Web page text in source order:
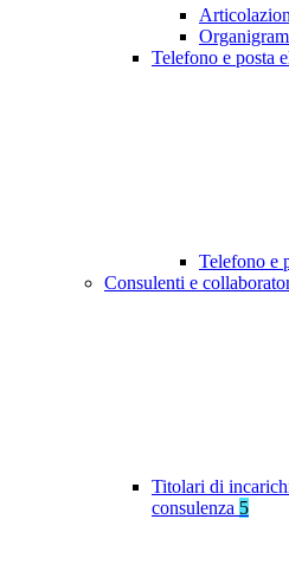
Telefono e posta
Telefono e
Consulenti e
Titolari di
consulenza 5